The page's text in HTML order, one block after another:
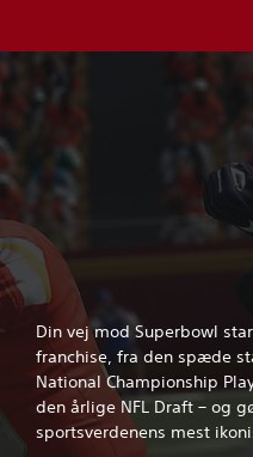
Din vej mod Superbowl
franchise, fra den spæde
National Championship
den årlige NFL Draft – og
sportsverdenens mest